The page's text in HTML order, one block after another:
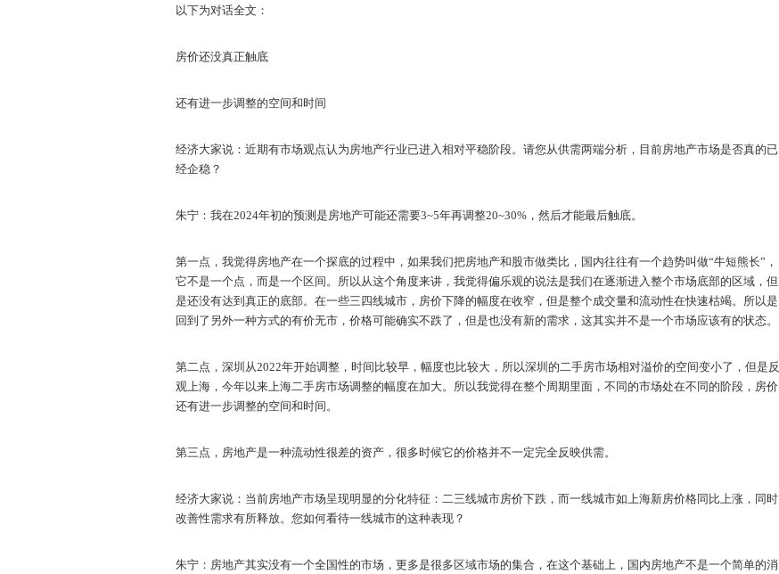
以下为对话全文：
房价还没真正触底
还有进一步调整的空间和时间
经济大家说：近期有市场观点认为房地产行业已进入相对平稳阶段。请您从供需两端分析，目前房地产市场是否真的已
经企稳？
朱宁：我在2024年初的预测是房地产可能还需要3~5年再调整20~30%，然后才能最后触底。
第一点，我觉得房地产在一个探底的过程中，如果我们把房地产和股市做类比，国内往往有一个趋势叫做“牛短熊长”，
它不是一个点，而是一个区间。所以从这个角度来讲，我觉得偏乐观的说法是我们在逐渐进入整个市场底部的区域，但
是还没有达到真正的底部。在一些三四线城市，房价下降的幅度在收窄，但是整个成交量和流动性在快速枯竭。所以是
回到了另外一种方式的有价无市，价格可能确实不跌了，但是也没有新的需求，这其实并不是一个市场应该有的状态。
第二点，深圳从2022年开始调整，时间比较早，幅度也比较大，所以深圳的二手房市场相对溢价的空间变小了，但是反
观上海，今年以来上海二手房市场调整的幅度在加大。所以我觉得在整个周期里面，不同的市场处在不同的阶段，房价
还有进一步调整的空间和时间。
第三点，房地产是一种流动性很差的资产，很多时候它的价格并不一定完全反映供需。
经济大家说：当前房地产市场呈现明显的分化特征：二三线城市房价下跌，而一线城市如上海新房价格同比上涨，同时
改善性需求有所释放。您如何看待一线城市的这种表现？
朱宁：房地产其实没有一个全国性的市场，更多是很多区域市场的集合，在这个基础上，国内房地产不是一个简单的消